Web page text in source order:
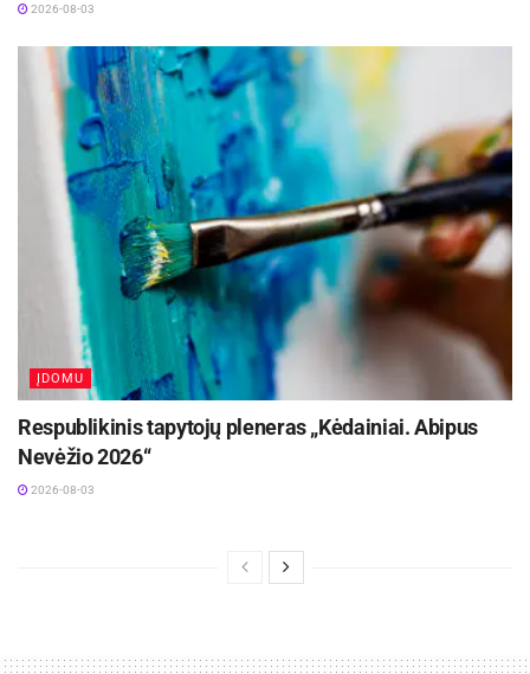
2026-08-03
ĮDOMU
Respublikinis tapytojų pleneras „Kėdainiai. Abipus
Nevėžio 2026“
2026-08-03